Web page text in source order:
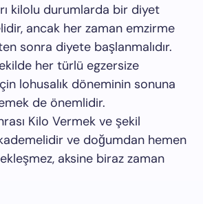
kilolu durumlarda bir diyet
ancak her zaman emzirme
sonra diyete başlanmalıdır.
her türlü egzersize
lohusalık döneminin sonuna
de önemlidir.
Kilo Vermek ve şekil
ve doğumdan hemen
aksine biraz zaman